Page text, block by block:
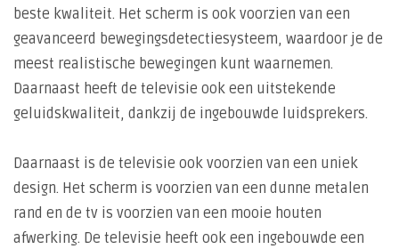
beste kwaliteit. Het scherm is ook voorzien van een
geavanceerd bewegingsdetectiesysteem, waardoor je de
meest realistische bewegingen kunt waarnemen.
Daarnaast heeft de televisie ook een uitstekende
geluidskwaliteit, dankzij de ingebouwde luidsprekers.
Daarnaast is de televisie ook voorzien van een uniek
design. Het scherm is voorzien van een dunne metalen
rand en de tv is voorzien van een mooie houten
afwerking. De televisie heeft ook een ingebouwde een